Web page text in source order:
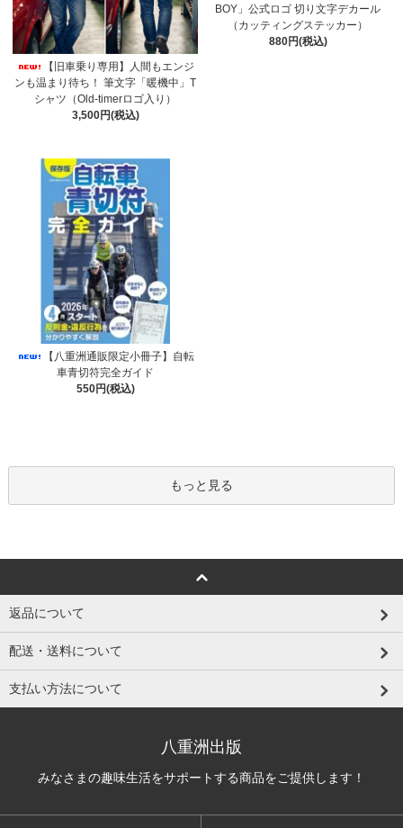
【旧車乗り専用】人間もエンジ
ンも温まり待ち！ 筆文字「暖機中」T
シャツ（Old-timerロゴ入り）
3,500円(税込)
BOY」公式ロゴ 切り文字デカール
（カッティングステッカー）
880円(税込)
【八重洲通販限定小冊子】自転
車青切符完全ガイド
550円(税込)
もっと見る
返品について
配送・送料について
支払い方法について
八重洲出版
みなさまの趣味生活をサポートする商品をご提供します！